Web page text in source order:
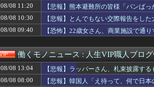
【画像】インスタのドスケベおばさんｗｗｗｗｗｗ
【画像】17歳で無期懲役になった奴、怖い・・・・
【愕然】ソープのお姉さんが生で中だしさせてくれ
【画像】坂口杏里、逃走してウ●カスまで晒される
【衝撃】ジムのランニングマシーン占拠してずっ
童貞だが女友達に勇気だしてSEXしよって言ったら
ワイ、コメダで豪遊
【悲報】久しぶりの嫁へのセ◯クスの誘い方、わか
【画像】イケおじ(54)、JKに酒と薬を飲ませて性加
08/08 11:20
【悲報】熊本避難所の皆様「パンばっ
08/08 10:30
【悲報】とんでもない交際報告をし
08/08 09:40
【恐怖】22歳女さん、商業施設で通
働くモノニュース : 人生VIP職人ブロ
08/08 13:04
【悲報】ラッパーさん、札束披露す
08/08 08:00
【悲報】韓国人「え待って、何で日